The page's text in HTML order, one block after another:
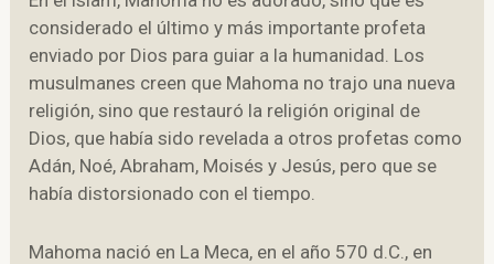
considerado el último y más importante profeta
enviado por Dios para guiar a la humanidad. Los
musulmanes creen que Mahoma no trajo una nueva
religión, sino que restauró la religión original de
Dios, que había sido revelada a otros profetas como
Adán, Noé, Abraham, Moisés y Jesús, pero que se
había distorsionado con el tiempo.
Mahoma nació en La Meca, en el año 570 d.C., en